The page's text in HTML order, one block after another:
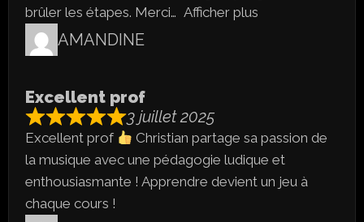
brûler les étapes. Merci
Afficher plus
AMANDINE
Excellent prof
3 juillet 2025
Excellent prof
Christian partage sa passion de
la musique avec une pédagogie ludique et
enthousiasmante ! Apprendre devient un jeu à
chaque cours !